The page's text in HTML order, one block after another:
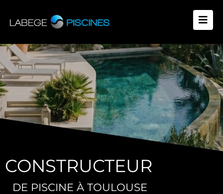
CONSTRUCTEUR
DE PISCINE À TOULOUSE